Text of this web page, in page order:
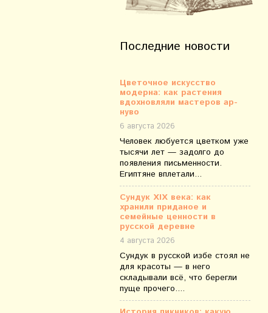
Последние новости
Цветочное искусство
модерна: как растения
вдохновляли мастеров ар-
нуво
6 августа 2026
Человек любуется цветком уже
тысячи лет — задолго до
появления письменности.
Египтяне вплетали...
Сундук XIX века: как
хранили приданое и
семейные ценности в
русской деревне
4 августа 2026
Сундук в русской избе стоял не
для красоты — в него
складывали всё, что берегли
пуще прочего....